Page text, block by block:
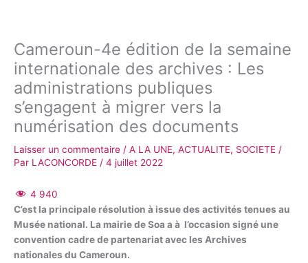
Cameroun-4e édition de la semaine
internationale des archives : Les
administrations publiques
s’engagent à migrer vers la
numérisation des documents
Laisser un commentaire / A LA UNE, ACTUALITE, SOCIETE /
Par LACONCORDE / 4 juillet 2022
4 940
C’est la principale résolution à issue des activités tenues au
Musée national. La mairie de Soa a à l’occasion signé une
convention cadre de partenariat avec les Archives
nationales du Cameroun.